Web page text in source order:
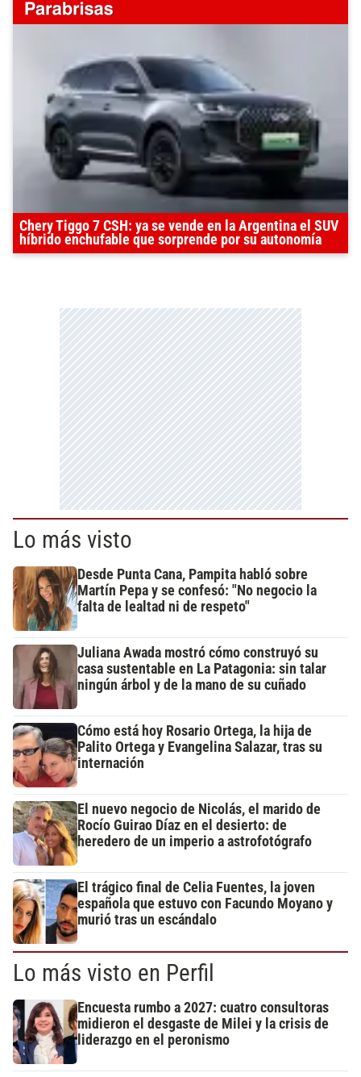
Chery Tiggo 7 CSH: ya se vende en la Argentina el SUV
híbrido enchufable que sorprende por su autonomía
Lo más visto
Desde Punta Cana, Pampita habló sobre
Martín Pepa y se confesó: "No negocio la
falta de lealtad ni de respeto"
Juliana Awada mostró cómo construyó su
casa sustentable en La Patagonia: sin talar
ningún árbol y de la mano de su cuñado
Cómo está hoy Rosario Ortega, la hija de
Palito Ortega y Evangelina Salazar, tras su
internación
El nuevo negocio de Nicolás, el marido de
Rocío Guirao Díaz en el desierto: de
heredero de un imperio a astrofotógrafo
El trágico final de Celia Fuentes, la joven
española que estuvo con Facundo Moyano y
murió tras un escándalo
Lo más visto en Perfil
Encuesta rumbo a 2027: cuatro consultoras
midieron el desgaste de Milei y la crisis de
liderazgo en el peronismo